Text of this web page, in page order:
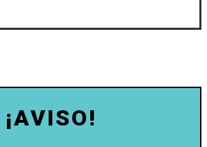
¡AVISO!